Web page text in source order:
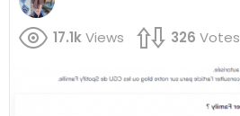
17.1kViews 326 Votes